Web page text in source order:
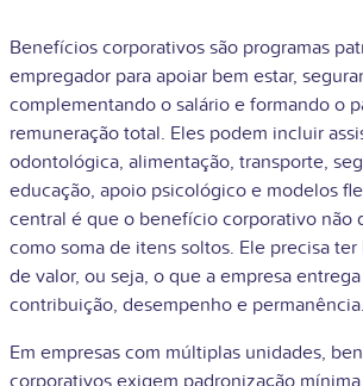
Benefícios corporativos são programas
empregador para apoiar bem estar,
complementando o salário e formando o
remuneração total. Eles podem incluir
odontológica, alimentação, transporte,
educação, apoio psicológico e modelos
central é que o benefício corporativo não
como soma de itens soltos. Ele precisa
de valor, ou seja, o que a empresa
contribuição, desempenho e permanência.
Em empresas com múltiplas unidades,